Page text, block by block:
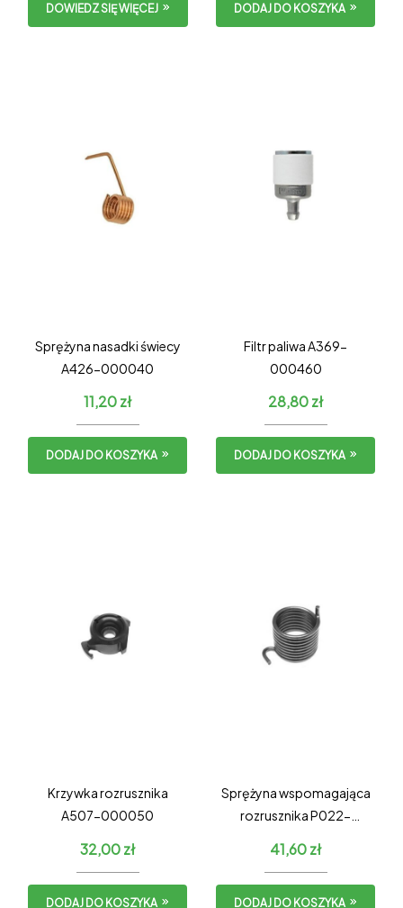
DOWIEDZ SIĘ WIĘCEJ DODAJ DO KOSZYKA
Sprężyna nasadki świecy
A426-000040
11,20zł
DODAJ DO KOSZYKA
Filtr paliwa A369-
000460
28,80zł
DODAJ DO KOSZYKA
Krzywka rozrusznika
A507-000050
32,00zł
DODAJ DO KOSZYKA
Sprężyna wspomagająca
rozrusznika P022-
41,60zł
DODAJ DO KOSZYKA